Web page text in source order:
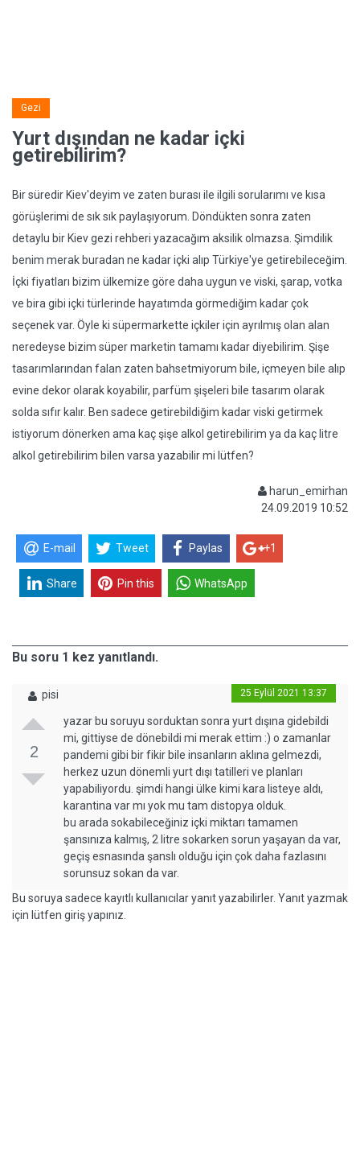
Gezi
Yurt dışından ne kadar içki
getirebilirim?
Bir süredir Kiev'deyim ve zaten burası ile ilgili sorularımı ve kısa
görüşlerimi de sık sık paylaşıyorum. Döndükten sonra zaten
detaylu bir Kiev gezi rehberi yazacağım aksilik olmazsa. Şimdilik
benim merak buradan ne kadar içki alıp Türkiye'ye getirebileceğim.
İçki fiyatları bizim ülkemize göre daha uygun ve viski, şarap, votka
ve bira gibi içki türlerinde hayatımda görmediğim kadar çok
seçenek var. Öyle ki süpermarkette içkiler için ayrılmış olan alan
neredeyse bizim süper marketin tamamı kadar diyebilirim. Şişe
tasarımlarından falan zaten bahsetmiyorum bile, içmeyen bile alıp
evine dekor olarak koyabilir, parfüm şişeleri bile tasarım olarak
solda sıfır kalır. Ben sadece getirebildiğim kadar viski getirmek
istiyorum dönerken ama kaç şişe alkol getirebilirim ya da kaç litre
alkol getirebilirim bilen varsa yazabilir mi lütfen?
harun_emirhan
24.09.2019 10:52
E-mail Tweet Paylas +1
Share Pin this WhatsApp
Bu soru 1 kez yanıtlandı.
pisi 25 Eylül 2021 13:37
2
yazar bu soruyu sorduktan sonra yurt dışına gidebildi
mi, gittiyse de dönebildi mi merak ettim :) o zamanlar
pandemi gibi bir fikir bile insanların aklına gelmezdi,
herkez uzun dönemli yurt dışı tatilleri ve planları
yapabiliyordu. şimdi hangi ülke kimi kara listeye aldı,
karantina var mı yok mu tam distopya olduk.
bu arada sokabileceğiniz içki miktarı tamamen
şansınıza kalmış, 2 litre sokarken sorun yaşayan da var,
geçiş esnasında şanslı olduğu için çok daha fazlasını
sorunsuz sokan da var.
Bu soruya sadece kayıtlı kullanıcılar yanıt yazabilirler. Yanıt yazmak
için lütfen giriş yapınız.